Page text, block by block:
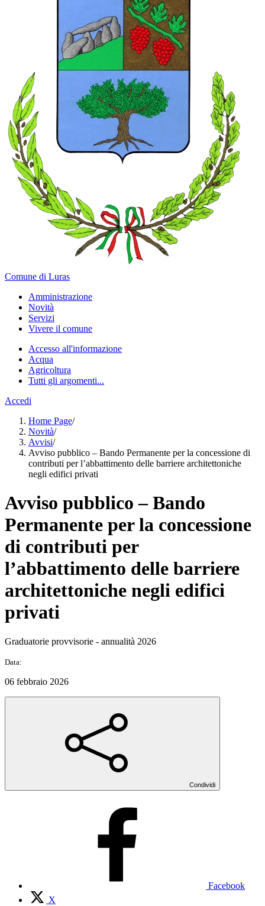
Comune di Luras
Amministrazione
Novità
Servizi
Vivere il comune
Accesso all'informazione
Acqua
Agricoltura
Tutti gli argomenti...
Accedi
Home Page/
Novità/
Avvisi/
Avviso pubblico – Bando Permanente per la concessione di
contributi per l’abbattimento delle barriere architettoniche
negli edifici privati
Avviso pubblico – Bando
Permanente per la concessione
di contributi per
l’abbattimento delle barriere
architettoniche negli edifici
privati
Graduatorie provvisorie - annualità 2026
Data:
06 febbraio 2026
Condividi
Facebook
X